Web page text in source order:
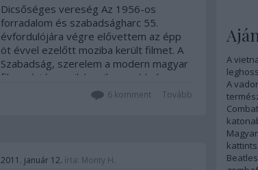
Dicsőséges vereség Az 1956-os
forradalom és szabadságharc 55.
évfordulójára végre elővettem az épp
öt évvel ezelőtt moziba került filmet. A
Szabadság, szerelem a modern magyar
filmgyártás egyik legsikeresebb és
legnépszerűbb darabja – nem véletlenül.
Tovább
6komment
2011. január 12. írta: Monty H.
A
A
kattints.